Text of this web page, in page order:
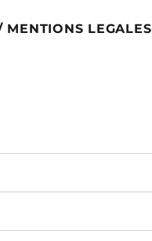
MENTIONS LEGALES